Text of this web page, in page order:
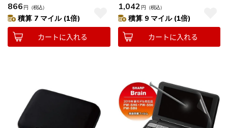
866 円 （税込）
積算 7 マイル (1倍)
カートに入れる
1,042 円 （税込）
積算 9 マイル (1倍)
カートに入れる